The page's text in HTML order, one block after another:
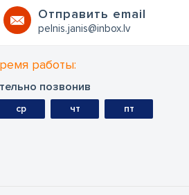
Oтправить email
pelnis.janis@inbox.lv
работы:
позвонив
ср чт пт